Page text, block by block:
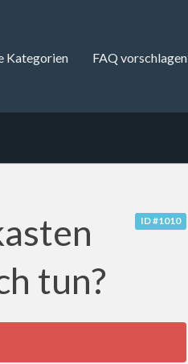
Kategorien FAQ vorschlagen
ID #1010
tun?